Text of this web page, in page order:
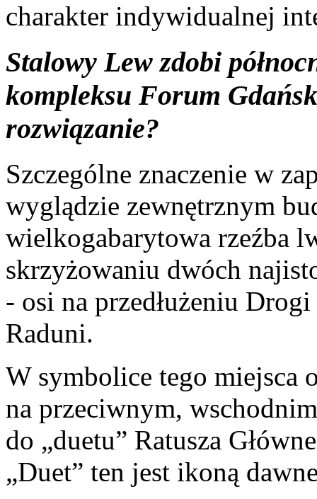
charakter indywidualnej
Stalowy Lew zdobi
kompleksu Forum
rozwiązanie?
Szczególne znaczenie w
wyglądzie zewnętrznym
wielkogabarytowa rzeźba
skrzyżowaniu dwóch
- osi na przedłużeniu
Raduni.
W symbolice tego miejsca
na przeciwnym,
do „duetu” Ratusza
„Duet” ten jest ikoną